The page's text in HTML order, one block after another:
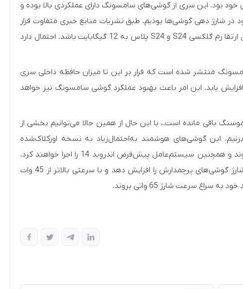
بود. این سری از گوشی‌های سامسونگ دارای عملکردی بالا بوده و
در شارژ دهی گوشی‌ها بودیم. طبق نشریات منابع خبری متفاوت قرار
است تا یکی از بهبودها و تغییرات در سری جدید شامل ارتقا رم گلکسی S24 و S24 پلاس به 12 گیگابایت باشد. احتمال دارد
منتشر شده است که قرار بر این تا میزان حافظه داخلی سری
128 گیگابایت به 256 گیگابایت افزایش یابد. این امر باعث بهبود عملکرد گوشی سامسونگ نیز خواهد
باقی مانده است.، با این‌ حال از همین حالا می‌توانیم بخشی از
این گوشی‌های هوشمند به‌احتمال‌زیاد به نسخه اورکلاک‌شده
اسنپدراگون 8 نسل 3 و حافظه UFS 4.1 مجهز می‌شوند و همچنین سیستم‌عامل پیش‌فرض اندروید 14 را اجرا خواهند کرد.
این احتمال وجود دارد که سامسونگ بالاخره سرعت شارژ گوشی‌های پرچمدارش را افزایش دهد و با سرعتی بالاتر از 45 وات
سرعت شارژ 65 واتی بروند.